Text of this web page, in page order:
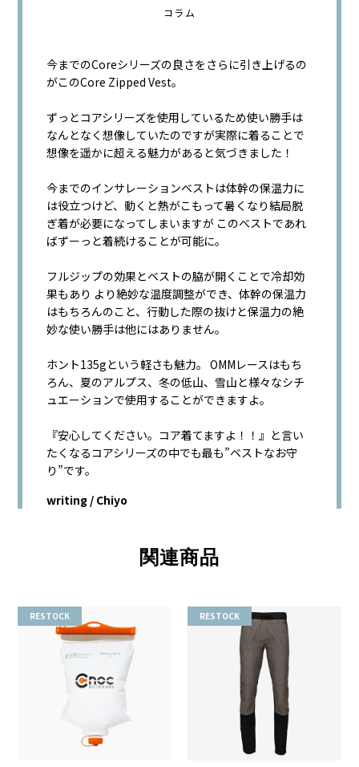
コラム
今までのCoreシリーズの良さをさらに引き上げるの
がこのCore Zipped Vest。
ずっとコアシリーズを使用しているため使い勝手は
なんとなく想像していたのですが実際に着ることで
想像を遥かに超える魅力があると気づきました！
今までのインサレーションベストは体幹の保温力に
は役立つけど、動くと熱がこもって暑くなり結局脱
ぎ着が必要になってしまいますが このベストであれ
ばずーっと着続けることが可能に。
フルジップの効果とベストの脇が開くことで冷却効
果もあり より絶妙な温度調整ができ、体幹の保温力
はもちろんのこと、行動した際の抜けと保温力の絶
妙な使い勝手は他にはありません。
ホント135gという軽さも魅力。 OMMレースはもち
ろん、夏のアルプス、冬の低山、雪山と様々なシチ
ュエーションで使用することができますよ。
『安心してください。コア着てますよ！！』と言い
たくなるコアシリーズの中でも最も”ベストなお守
り”です。
writing / Chiyo
関連商品
RESTOCK RESTOCK